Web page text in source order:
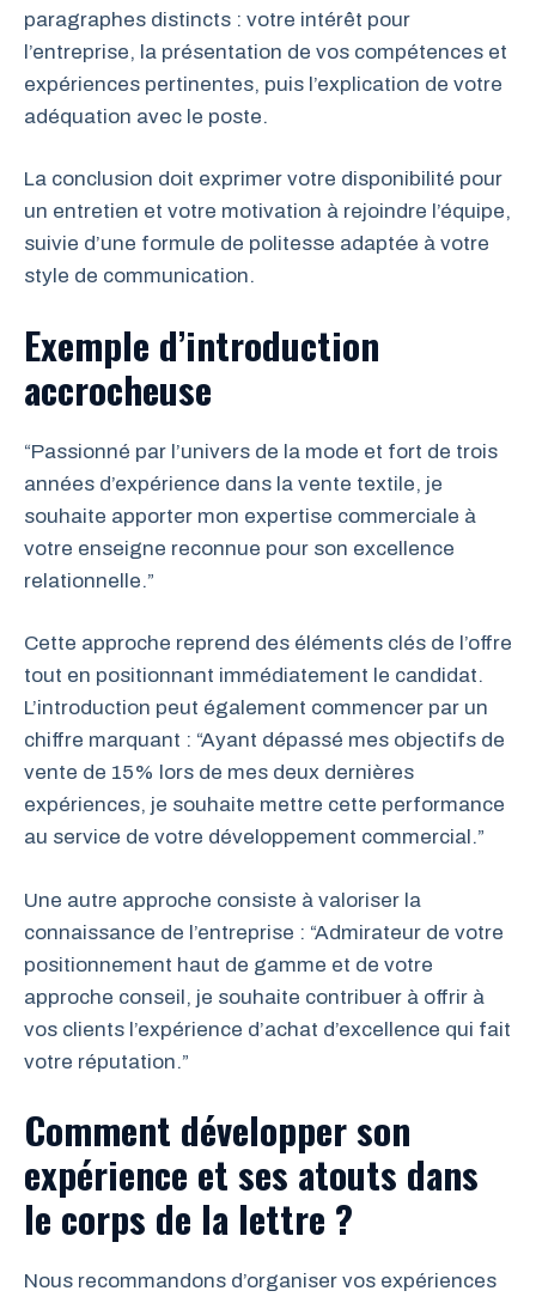
paragraphes distincts : votre intérêt pour
l’entreprise, la présentation de vos compétences et
expériences pertinentes, puis l’explication de votre
adéquation avec le poste.
La conclusion doit exprimer votre disponibilité pour
un entretien et votre motivation à rejoindre l’équipe,
suivie d’une formule de politesse adaptée à votre
style de communication.
Exemple d’introduction
accrocheuse
“Passionné par l’univers de la mode et fort de trois
années d’expérience dans la vente textile, je
souhaite apporter mon expertise commerciale à
votre enseigne reconnue pour son excellence
relationnelle.”
Cette approche reprend des éléments clés de l’offre
tout en positionnant immédiatement le candidat.
L’introduction peut également commencer par un
chiffre marquant : “Ayant dépassé mes objectifs de
vente de 15% lors de mes deux dernières
expériences, je souhaite mettre cette performance
au service de votre développement commercial.”
Une autre approche consiste à valoriser la
connaissance de l’entreprise : “Admirateur de votre
positionnement haut de gamme et de votre
approche conseil, je souhaite contribuer à offrir à
vos clients l’expérience d’achat d’excellence qui fait
votre réputation.”
Comment développer son
expérience et ses atouts dans
le corps de la lettre ?
Nous recommandons d’organiser vos expériences